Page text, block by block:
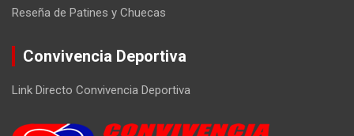
Reseña de Patines y Chuecas
Convivencia Deportiva
Link Directo Convivencia Deportiva